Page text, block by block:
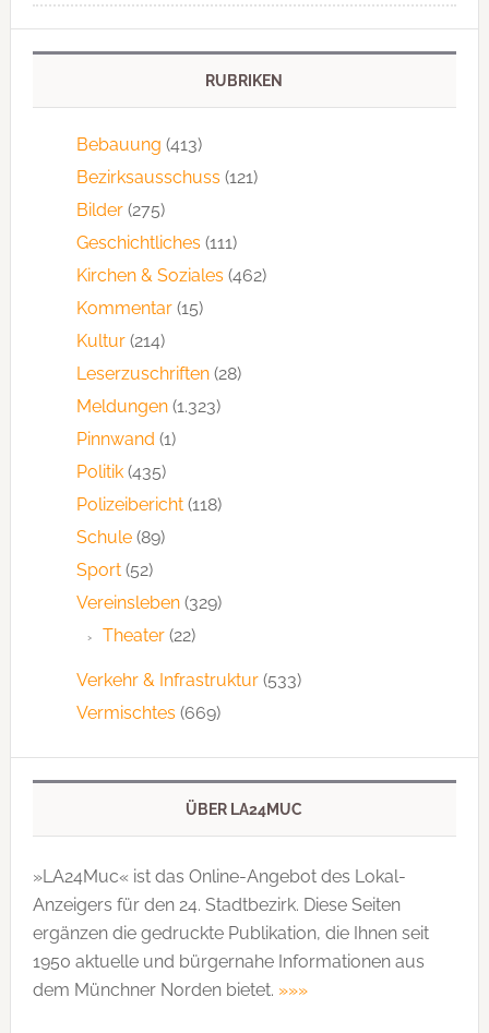
RUBRIKEN
Bebauung (413)
Bezirksausschuss (121)
Bilder(275)
Geschichtliches (111)
Kirchen & Soziales (462)
Kommentar(15)
Kultur(214)
Leserzuschriften(28)
Meldungen(1.323)
Pinnwand (1)
Politik(435)
Polizeibericht(118)
Schule(89)
Sport(52)
Vereinsleben(329)
Theater(22)
Verkehr & Infrastruktur(533)
Vermischtes (669)
ÜBER LA24MUC
»LA24Muc« ist das Online-Angebot des Lokal-
Anzeigers für den 24. Stadtbezirk. Diese Seiten
ergänzen die gedruckte Publi­kation, die Ihnen seit
1950 aktuelle und bürgernahe Informationen aus
dem Münchner Norden bietet. »»»